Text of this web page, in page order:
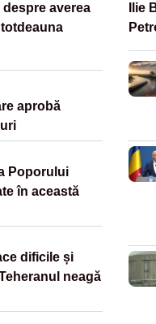
despre averea
aprobă
Poporului
în această
dificile și
neagă
Ilie